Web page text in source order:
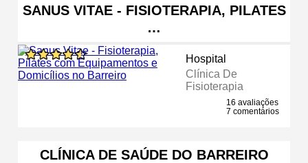
SANUS VITAE - FISIOTERAPIA, PILATES
…
Hospital
Clínica De
Fisioterapia
16 avaliações
7 comentários
CLÍNICA DE SAÚDE DO BARREIRO